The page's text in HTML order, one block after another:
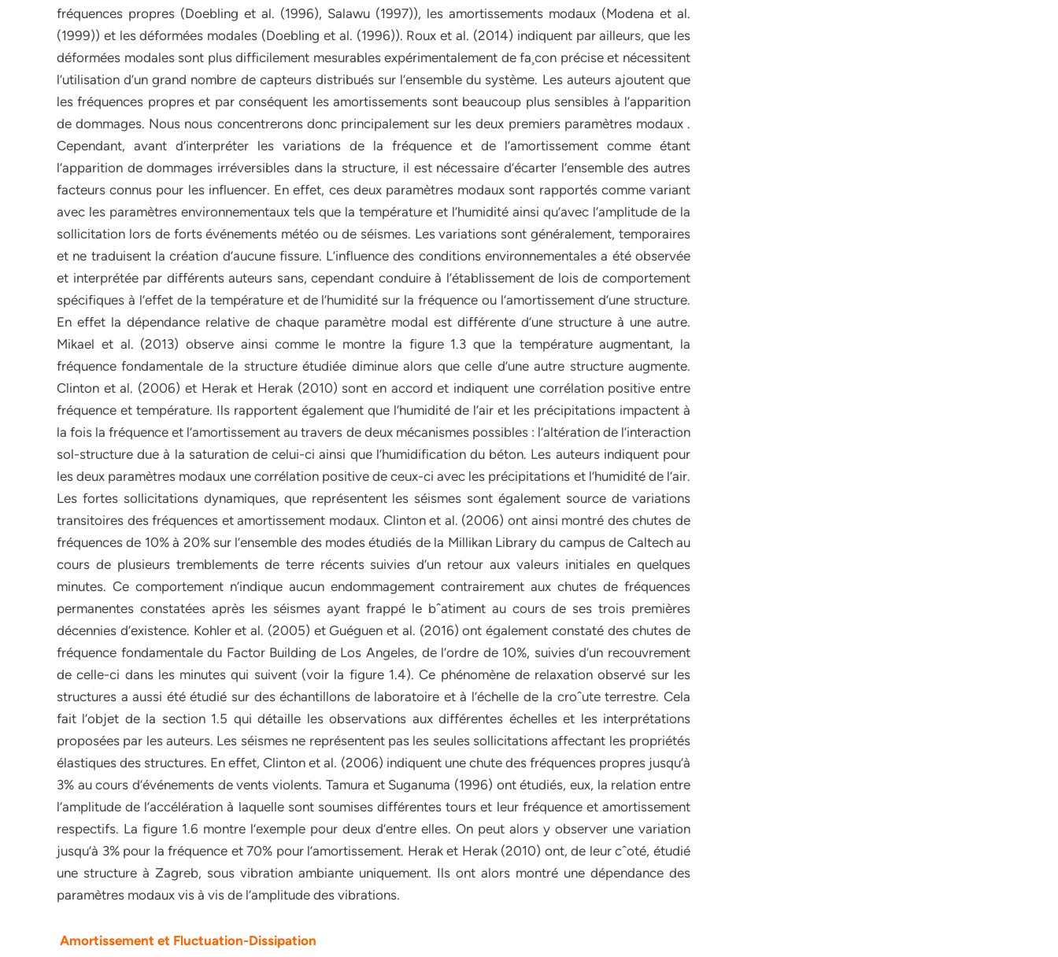
fréquences propres (Doebling et al. (1996), Salawu (1997)), les amortissements modaux (Modena et al.
(1999)) et les déformées modales (Doebling et al. (1996)). Roux et al. (2014) indiquent par ailleurs, que les
déformées modales sont plus difficilement mesurables expérimentalement de fa¸con précise et nécessitent
l’utilisation d’un grand nombre de capteurs distribués sur l’ensemble du système. Les auteurs ajoutent que
les fréquences propres et par conséquent les amortissements sont beaucoup plus sensibles à l’apparition
de dommages. Nous nous concentrerons donc principalement sur les deux premiers paramètres modaux .
Cependant, avant d’interpréter les variations de la fréquence et de l’amortissement comme étant
l’apparition de dommages irréversibles dans la structure, il est nécessaire d’écarter l’ensemble des autres
facteurs connus pour les influencer. En effet, ces deux paramètres modaux sont rapportés comme variant
avec les paramètres environnementaux tels que la température et l’humidité ainsi qu’avec l’amplitude de la
sollicitation lors de forts événements météo ou de séismes. Les variations sont généralement, temporaires
et ne traduisent la création d’aucune fissure. L’influence des conditions environnementales a été observée
et interprétée par différents auteurs sans, cependant conduire à l’établissement de lois de comportement
spécifiques à l’effet de la température et de l’humidité sur la fréquence ou l’amortissement d’une structure.
En effet la dépendance relative de chaque paramètre modal est différente d’une structure à une autre.
Mikael et al. (2013) observe ainsi comme le montre la figure 1.3 que la température augmentant, la
fréquence fondamentale de la structure étudiée diminue alors que celle d’une autre structure augmente.
Clinton et al. (2006) et Herak et Herak (2010) sont en accord et indiquent une corrélation positive entre
fréquence et température. Ils rapportent également que l’humidité de l’air et les précipitations impactent à
la fois la fréquence et l’amortissement au travers de deux mécanismes possibles : l’altération de l’interaction
sol-structure due à la saturation de celui-ci ainsi que l’humidification du béton. Les auteurs indiquent pour
les deux paramètres modaux une corrélation positive de ceux-ci avec les précipitations et l’humidité de l’air.
Les fortes sollicitations dynamiques, que représentent les séismes sont également source de variations
transitoires des fréquences et amortissement modaux. Clinton et al. (2006) ont ainsi montré des chutes de
fréquences de 10% à 20% sur l’ensemble des modes étudiés de la Millikan Library du campus de Caltech au
cours de plusieurs tremblements de terre récents suivies d’un retour aux valeurs initiales en quelques
minutes. Ce comportement n’indique aucun endommagement contrairement aux chutes de fréquences
permanentes constatées après les séismes ayant frappé le bˆatiment au cours de ses trois premières
décennies d’existence. Kohler et al. (2005) et Guéguen et al. (2016) ont également constaté des chutes de
fréquence fondamentale du Factor Building de Los Angeles, de l’ordre de 10%, suivies d’un recouvrement
de celle-ci dans les minutes qui suivent (voir la figure 1.4). Ce phénomène de relaxation observé sur les
structures a aussi été étudié sur des échantillons de laboratoire et à l’échelle de la croˆute terrestre. Cela
fait l’objet de la section 1.5 qui détaille les observations aux différentes échelles et les interprétations
proposées par les auteurs. Les séismes ne représentent pas les seules sollicitations affectant les propriétés
élastiques des structures. En effet, Clinton et al. (2006) indiquent une chute des fréquences propres jusqu’à
3% au cours d’événements de vents violents. Tamura et Suganuma (1996) ont étudiés, eux, la relation entre
l’amplitude de l’accélération à laquelle sont soumises différentes tours et leur fréquence et amortissement
respectifs. La figure 1.6 montre l’exemple pour deux d’entre elles. On peut alors y observer une variation
jusqu’à 3% pour la fréquence et 70% pour l’amortissement. Herak et Herak (2010) ont, de leur cˆoté, étudié
une structure à Zagreb, sous vibration ambiante uniquement. Ils ont alors montré une dépendance des
paramètres modaux vis à vis de l’amplitude des vibrations.
Amortissement et Fluctuation-Dissipation